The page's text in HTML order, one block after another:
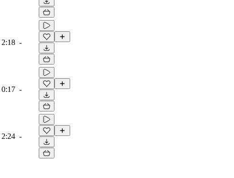
2:18 -
0:17 -
2:24 -